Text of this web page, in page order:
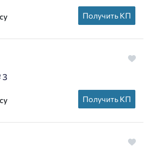
Получить КП
3
Получить КП